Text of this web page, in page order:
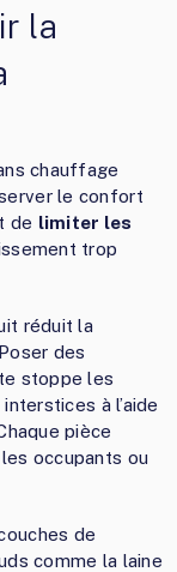
la
chauffage
le confort
de limiter les
trop
réduit la
des
stoppe les
à l’aide
pièce
occupants ou
de
comme la laine